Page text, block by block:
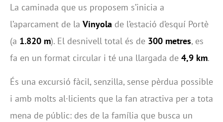
La caminada que us proposem s’inicia a
l’aparcament de la Vinyola de l’estació d’esquí Portè
(a 1.820 m). El desnivell total és de 300 metres, es
fa en un format circular i té una llargada de 4,9 km.
És una excursió fàcil, senzilla, sense pèrdua possible
i amb molts al·licients que la fan atractiva per a tota
mena de públic: des de la família que busca un